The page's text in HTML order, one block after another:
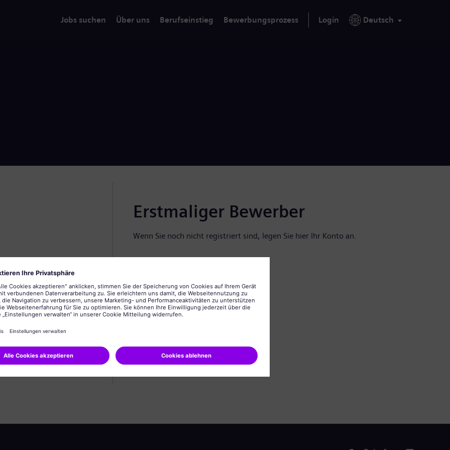
Jobs suchen Über uns Berufseinstieg Bewerbungsprozess Login Deutsch
Erstmaliger Bewerber
Wenn Sie noch nicht registriert sind, legen Sie hier Ihr Konto an.